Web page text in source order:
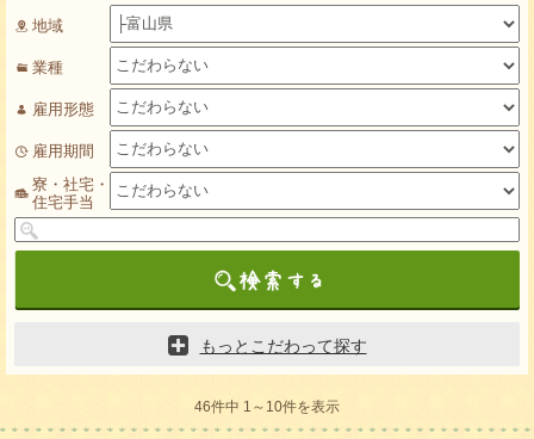
地域
業種
雇用形態
雇用期間
寮・社宅・
住宅手当
もっとこだわって探す
46件中 1～10件を表示